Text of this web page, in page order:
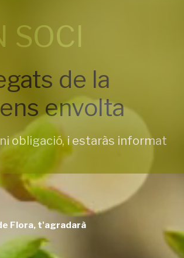
SOCI
de la
envolta
obligació, i estaràs informat
Flora, t'agradarà